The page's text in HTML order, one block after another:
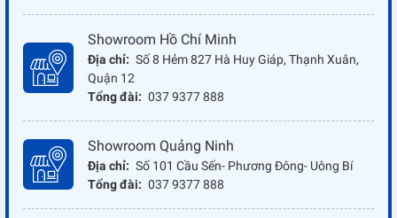
Showroom Hồ Chí Minh
Địa chỉ: Số 8 Hẻm 827 Hà Huy Giáp, Thạnh Xuân,
Quận 12
Tổng đài: 037 9377 888
Showroom Quảng Ninh
Địa chỉ: Số 101 Cầu Sến- Phương Đông- Uông Bí
Tổng đài: 037 9377 888